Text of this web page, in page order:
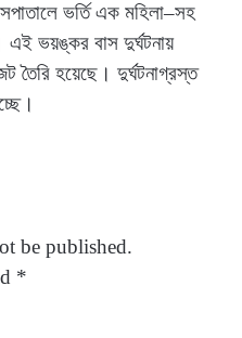
ভর্তি এক মহিলা–সহ
ভয়ঙ্কর বাস দুর্ঘটনায়
তৈরি হয়েছে। দুর্ঘটনাগ্রস্ত
be published.
*